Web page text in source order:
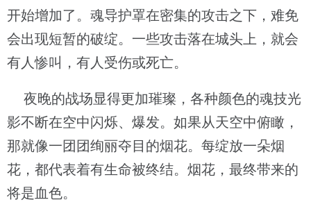
开始增加了。魂导护罩在密集的攻击之下，难免
会出现短暂的破绽。一些攻击落在城头上，就会
有人惨叫，有人受伤或死亡。
夜晚的战场显得更加璀璨，各种颜色的魂技光
影不断在空中闪烁、爆发。如果从天空中俯瞰，
那就像一团团绚丽夺目的烟花。每绽放一朵烟
花，都代表着有生命被终结。烟花，最终带来的
将是血色。